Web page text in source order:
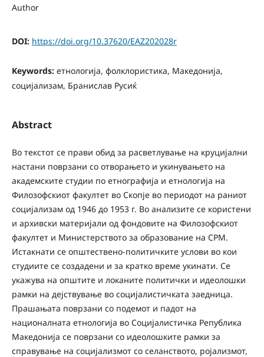
Author
DOI: https://doi.org/10.37620/EAZ202028r
Keywords: етнологија, фолклористика, Македонија,
социјализам, Бранислав Русиќ
Abstract
Во текстот се прави обид за расветлување на круцијални
настани поврзани со отворањето и укинувањето на
академските студии по етнографија и етнологија на
Филозофскиот факултет во Скопје во периодот на раниот
социјализам од 1946 до 1953 г. Во анализите се користени
и архивски материјали од фондовите на Филозофскиот
факултет и Министерството за образование на СРМ.
Истакнати се општествено-политичките услови во кои
студиите се создадени и за кратко време укинати. Се
укажува на општите и локаните политички и идеолошки
рамки на дејствување во социјалистичката заедница.
Прашањата поврзани со подемот и падот на
националната етнологија во Социјалистичка Република
Македонија се поврзани со идеолошките рамки за
справување на социјализмот со селанството, ројализмот,